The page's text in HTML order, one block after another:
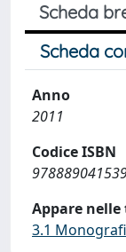
Scheda
Scheda
Anno
2011
Codice ISBN
Appare
3.1